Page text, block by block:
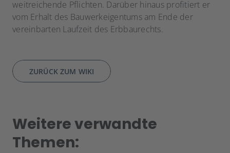
weitreichende Pflichten. Darüber hinaus profitiert er
vom Erhalt des Bauwerkeigentums am Ende der
vereinbarten Laufzeit des Erbbaurechts.
ZURÜCK ZUM WIKI
Weitere verwandte
Themen: